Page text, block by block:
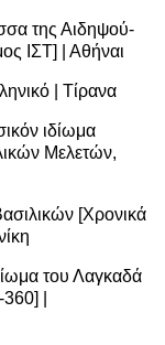
της Αιδηψού-
ΙΣΤ] | Αθήναι
| Τίρανα
ιδίωμα
Μελετών,
[Χρονικά
του Λαγκαδά
|